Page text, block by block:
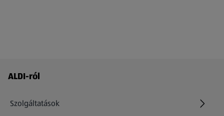
Láblécmenü - további linkek
ALDI-ról
Szolgáltatások